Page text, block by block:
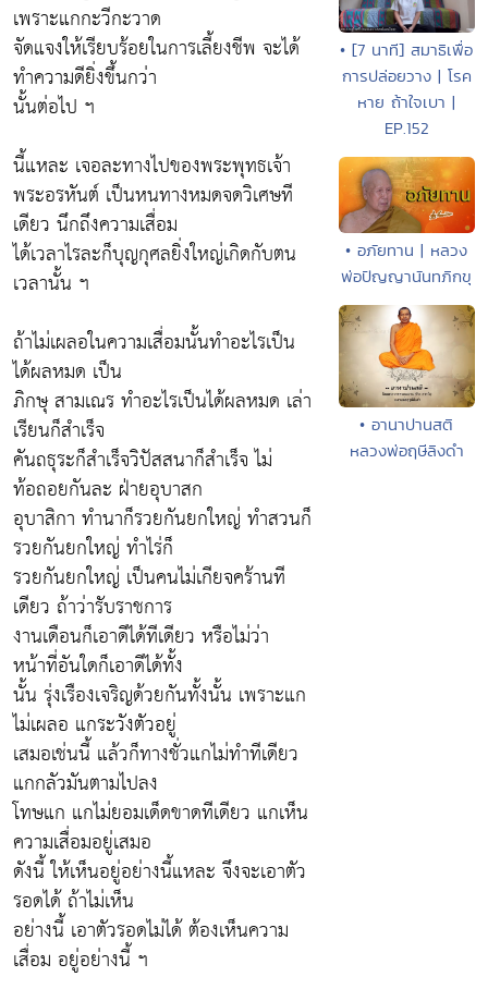
เพราะแกกะวีกะวาด
จัดแจงให้เรียบร้อยในการเลี้ยงชีพ จะได้
ทำความดียิ่งขึ้นกว่า
นั้นต่อไป ฯ
นี้แหละ เจอละทางไปของพระพุทธเจ้า
พระอรหันต์ เป็นหนทางหมดจดวิเศษที
เดียว นึกถึงความเสื่อม
ได้เวลาไรละก็บุญกุศลยิ่งใหญ่เกิดกับตน
เวลานั้น ฯ
ถ้าไม่เผลอในความเสื่อมนั้นทำอะไรเป็น
ได้ผลหมด เป็น
ภิกษุ สามเณร ทำอะไรเป็นได้ผลหมด เล่า
เรียนก็สำเร็จ
คันถธุระก็สำเร็จวิปัสสนาก็สำเร็จ ไม่
ท้อถอยกันละ ฝ่ายอุบาสก
อุบาสิกา ทำนาก็รวยกันยกใหญ่ ทำสวนก็
รวยกันยกใหญ่ ทำไร่ก็
รวยกันยกใหญ่ เป็นคนไม่เกียจคร้านที
เดียว ถ้าว่ารับราชการ
งานเดือนก็เอาดีได้ทีเดียว หรือไม่ว่า
หน้าที่อันใดก็เอาดีได้ทั้ง
นั้น รุ่งเรืองเจริญด้วยกันทั้งนั้น เพราะแก
ไม่เผลอ แกระวังตัวอยู่
เสมอเช่นนี้ แล้วก็ทางชั่วแกไม่ทำทีเดียว
แกกลัวมันตามไปลง
โทษแก แกไม่ยอมเด็ดขาดทีเดียว แกเห็น
ความเสื่อมอยู่เสมอ
ดังนี้ ให้เห็นอยู่อย่างนี้แหละ จึงจะเอาตัว
รอดได้ ถ้าไม่เห็น
อย่างนี้ เอาตัวรอดไม่ได้ ต้องเห็นความ
เสื่อม อยู่อย่างนี้ ฯ
• [7 นาที] สมาธิเพื่อ
การปล่อยวาง | โรค
หาย ถ้าใจเบา |
EP.152
• อภัยทาน | หลวง
พ่อปัญญานันทภิกขุ
• อานาปานสติ
หลวงพ่อฤษีลิงดำ